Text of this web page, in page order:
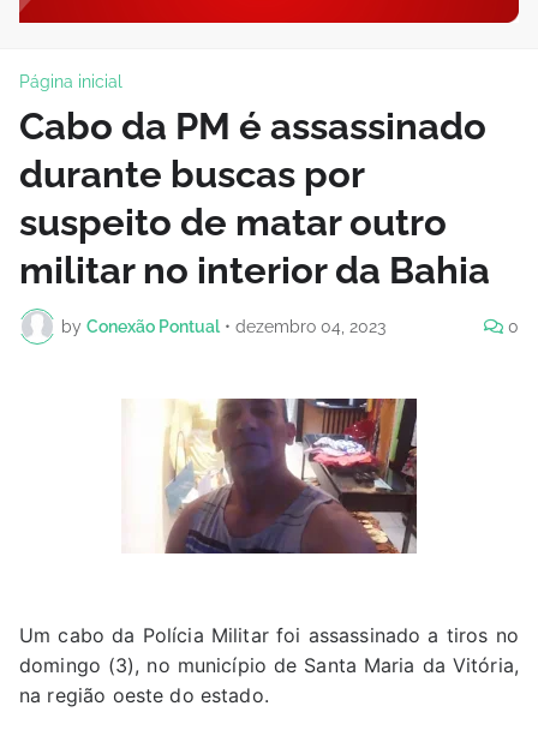
Página inicial
Cabo da PM é assassinado
durante buscas por
suspeito de matar outro
militar no interior da Bahia
by Conexão Pontual • dezembro 04, 2023 0
Um cabo da Polícia Militar foi assassinado a tiros no
domingo (3), no município de Santa Maria da Vitória,
na região oeste do estado.